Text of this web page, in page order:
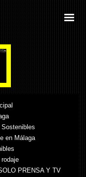
en Málaga
PRENSA Y TV